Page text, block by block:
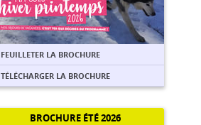
FEUILLETER LA BROCHURE
TÉLÉCHARGER LA BROCHURE
BROCHURE ÉTÉ 2026